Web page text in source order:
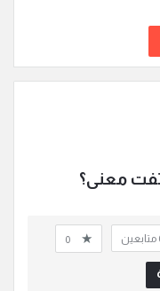
معنى؟
متابعين 0